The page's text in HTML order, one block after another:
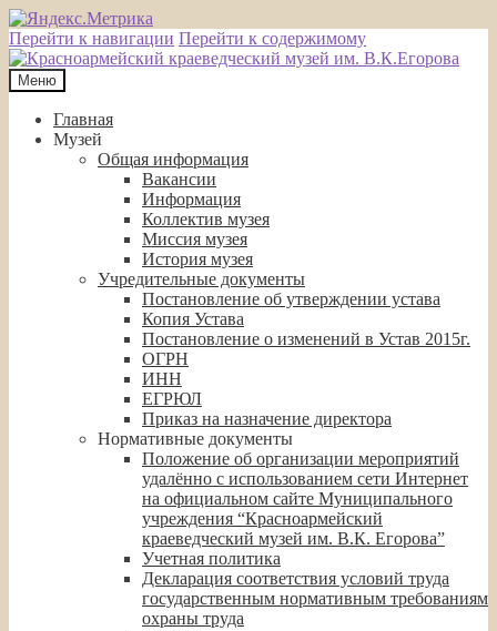
Перейти к навигации Перейти к содержимому
Меню
Главная
Музей
Общая информация
Вакансии
Информация
Коллектив музея
Миссия музея
История музея
Учредительные документы
Постановление об утверждении устава
Копия Устава
Постановление о изменений в Устав 2015г.
ОГРН
ИНН
ЕГРЮЛ
Приказ на назначение директора
Нормативные документы
Положение об организации мероприятий
удалённо с использованием сети Интернет
на официальном сайте Муниципального
учреждения “Красноармейский
краеведческий музей им. В.К. Егорова”
Учетная политика
Декларация соответствия условий труда
государственным нормативным требованиям
охраны труда